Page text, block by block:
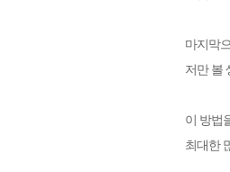
마지막
저만 볼
이 방법
최대한